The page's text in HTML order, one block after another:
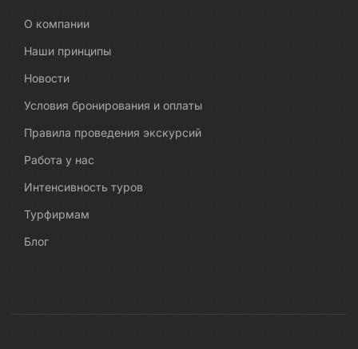
О компании
Наши принципы
Новости
Условия бронирования и оплаты
Правила проведения экскурсий
Работа у нас
Интенсивность туров
Турфирмам
Блог